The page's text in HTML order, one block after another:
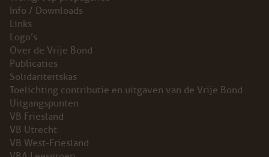
Info / Downloads
Links
Logo’s
Over de Vrije Bond
Publicaties
Solidariteitskas
Toelichting contributie en uitgaven van de Vrije Bond
Uitgangspunten
VB Friesland
VB Utrecht
VB West-Friesland